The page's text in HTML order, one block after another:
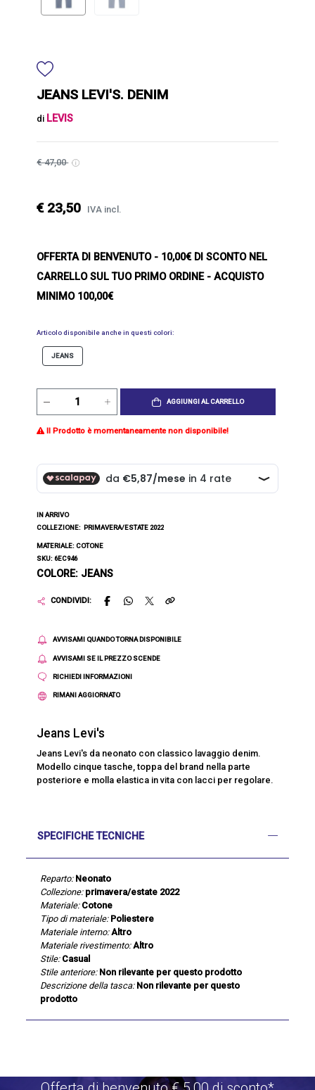
JEANS LEVI'S. DENIM
di LEVIS
€ 47,00
€ 23,50 IVA incl.
OFFERTA DI BENVENUTO- 10,00€ DI SCONTO NEL
CARRELLO SUL TUO PRIMO ORDINE - ACQUISTO
MINIMO 100,00€
Articolo disponibile anche in questi colori:
JEANS
AGGIUNGI AL CARRELLO
Il Prodotto è momentaneamente non disponibile!
IN ARRIVO
COLLEZIONE: PRIMAVERA/ESTATE 2022
MATERIALE: COTONE
SKU: 6EC946
COLORE: JEANS
CONDIVIDI:
AVVISAMI QUANDO TORNA DISPONIBILE
AVVISAMI SE IL PREZZO SCENDE
RICHIEDI INFORMAZIONI
RIMANI AGGIORNATO
Jeans Levi's
Jeans Levi's da neonato con classico lavaggio denim.
Modello cinque tasche, toppa del brand nella parte
posteriore e molla elastica in vita con lacci per regolare.
SPECIFICHE TECNICHE
Reparto: Neonato
Collezione: primavera/estate 2022
Materiale: Cotone
Tipo di materiale: Poliestere
Materiale interno: Altro
Materiale rivestimento: Altro
Stile: Casual
Stile anteriore: Non rilevante per questo prodotto
Descrizione della tasca: Non rilevante per questo
prodotto